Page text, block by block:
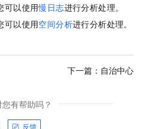
可以使用慢日志进行分析处理。
可以使用空间分析进行分析处理。
下一篇： 自治中心
有帮助吗？
反馈